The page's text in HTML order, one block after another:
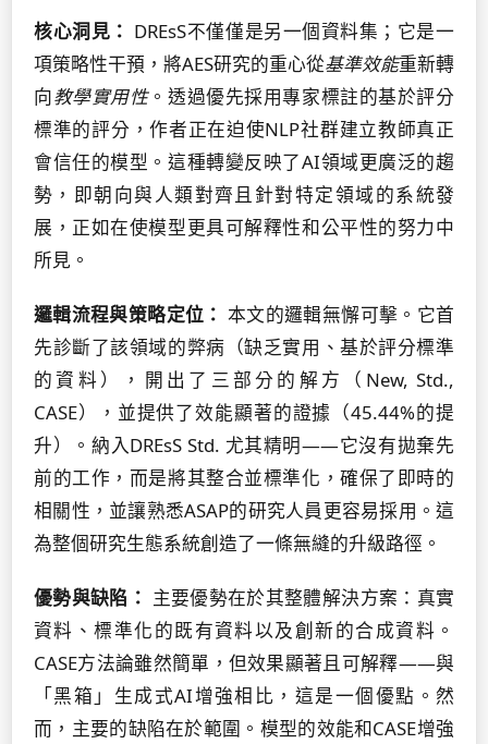
核心洞見： DREsS不僅僅是另一個資料集；它是一
項策略性干預，將AES研究的重心從基準效能重新轉
向教學實用性。透過優先採用專家標註的基於評分
標準的評分，作者正在迫使NLP社群建立教師真正
會信任的模型。這種轉變反映了AI領域更廣泛的趨
勢，即朝向與人類對齊且針對特定領域的系統發
展，正如在使模型更具可解釋性和公平性的努力中
所見。
邏輯流程與策略定位： 本文的邏輯無懈可擊。它首
先診斷了該領域的弊病（缺乏實用、基於評分標準
的資料），開出了三部分的解方（New, Std.,
CASE），並提供了效能顯著的證據（45.44%的提
升）。納入DREsS Std. 尤其精明——它沒有拋棄先
前的工作，而是將其整合並標準化，確保了即時的
相關性，並讓熟悉ASAP的研究人員更容易採用。這
為整個研究生態系統創造了一條無縫的升級路徑。
優勢與缺陷： 主要優勢在於其整體解決方案：真實
資料、標準化的既有資料以及創新的合成資料。
CASE方法論雖然簡單，但效果顯著且可解釋——與
「黑箱」生成式AI增強相比，這是一個優點。然
而，主要的缺陷在於範圍。模型的效能和CASE增強